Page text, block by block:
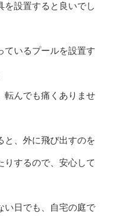
を設置すると良いでし
ているプールを設置す
転んでも痛くありませ
と、外に飛び出すのを
りするので、安心して
い日でも、自宅の庭で